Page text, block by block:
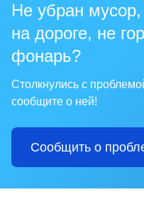
Не убран
на дороге, не
фонарь?
Столкнулись с
сообщите о ней!
Сообщить о